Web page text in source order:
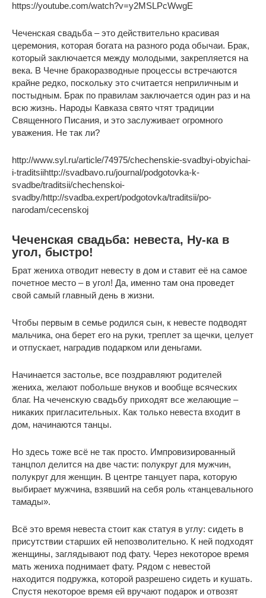
https://youtube.com/watch?v=y2MSLPcWwgE
Чеченская свадьба – это действительно красивая
церемония, которая богата на разного рода обычаи. Брак,
который заключается между молодыми, закрепляется на
века. В Чечне бракоразводные процессы встречаются
крайне редко, поскольку это считается неприличным и
постыдным. Брак по правилам заключается один раз и на
всю жизнь. Народы Кавказа свято чтят традиции
Священного Писания, и это заслуживает огромного
уважения. Не так ли?
http://www.syl.ru/article/74975/chechenskie-svadbyi-obyichai-
i-traditsiihttp://svadbavo.ru/journal/podgotovka-k-
svadbe/traditsii/chechenskoi-
svadby/http://svadba.expert/podgotovka/traditsii/po-
narodam/cecenskoj
Чеченская свадьба: невеста, Ну-ка в
угол, быстро!
Брат жениха отводит невесту в дом и ставит её на самое
почетное место – в угол! Да, именно там она проведет
свой самый главный день в жизни.
Чтобы первым в семье родился сын, к невесте подводят
мальчика, она берет его на руки, треплет за щечки, целует
и отпускает, наградив подарком или деньгами.
Начинается застолье, все поздравляют родителей
жениха, желают побольше внуков и вообще всяческих
благ. На чеченскую свадьбу приходят все желающие –
никаких пригласительных. Как только невеста входит в
дом, начинаются танцы.
Но здесь тоже всё не так просто. Импровизированный
танцпол делится на две части: полукруг для мужчин,
полукруг для женщин. В центре танцует пара, которую
выбирает мужчина, взявший на себя роль «танцевального
тамады».
Всё это время невеста стоит как статуя в углу: сидеть в
присутствии старших ей непозволительно. К ней подходят
женщины, заглядывают под фату. Через некоторое время
мать жениха поднимает фату. Рядом с невестой
находится подружка, которой разрешено сидеть и кушать.
Спустя некоторое время ей вручают подарок и отвозят